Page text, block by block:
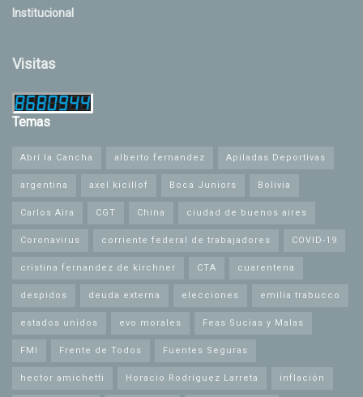
Institucional
Visitas
Temas
Abrí la Cancha alberto fernandez Apiladas Deportivas
argentina axel kicillof Boca Juniors Bolivia
Carlos Aira CGT China ciudad de buenos aires
Coronavirus corriente federal de trabajadores COVID-19
cristina fernandez de kirchner CTA cuarentena
despidos deuda externa elecciones emilia trabucco
estados unidos evo morales Feas Sucias y Malas
FMI Frente de Todos Fuentes Seguras
hector amichetti Horacio Rodríguez Larreta inflación